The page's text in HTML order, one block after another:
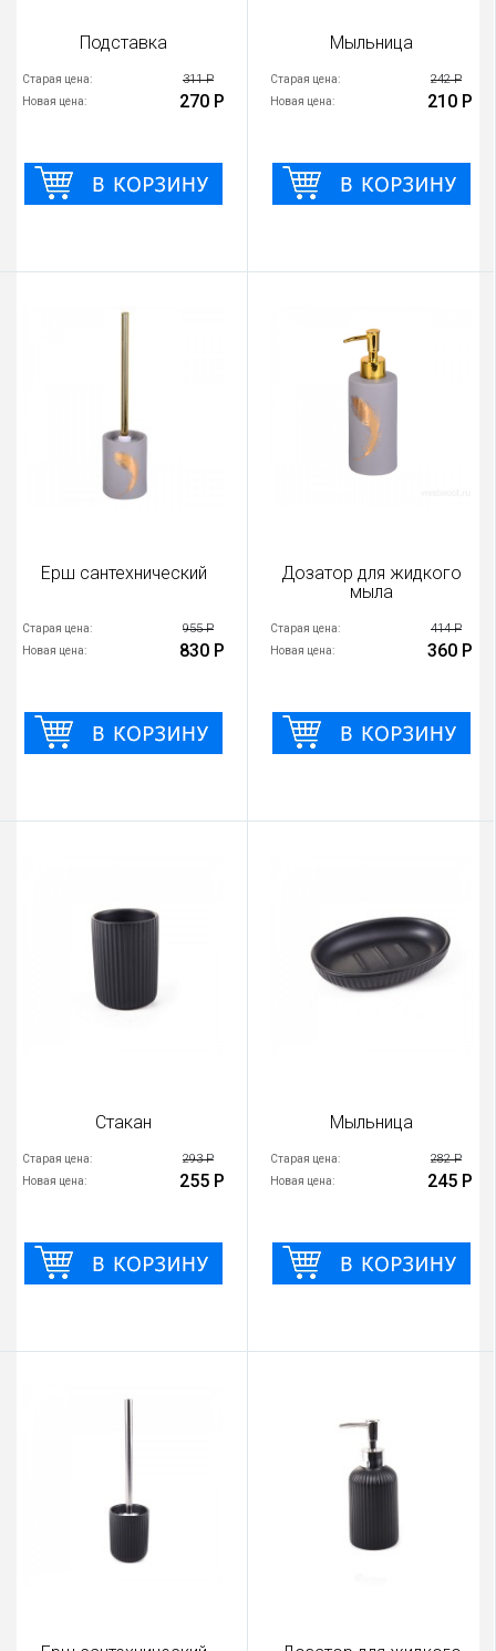
Подставка
Старая цена: 311 Р
Новая цена: 270 Р
Мыльница
Старая цена: 242 Р
Новая цена: 210 Р
Ерш сантехнический
Старая цена: 955 Р
Новая цена: 830 Р
Дозатор для жидкого
мыла
Старая цена: 414 Р
Новая цена: 360 Р
Стакан
Старая цена: 293 Р
Новая цена: 255 Р
Мыльница
Старая цена: 282 Р
Новая цена: 245 Р